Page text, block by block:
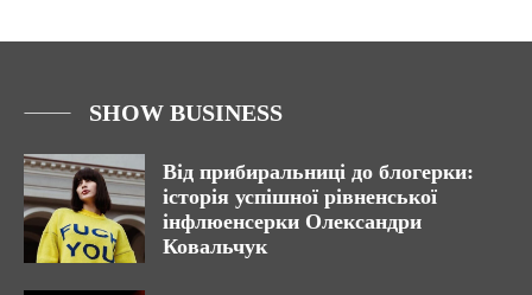
SHOW BUSINESS
Від прибиральниці до блогерки:
історія успішної рівненської
інфлюенсерки Олександри
Ковальчук